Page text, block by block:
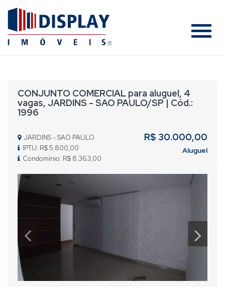
#
CONJUNTO COMERCIAL para aluguel, 4
vagas, JARDINS - SAO PAULO/SP | Cód.:
1996
JARDINS - SAO PAULO
IPTU: R$ 5.800,00
Condomínio: R$ 8.363,00
R$ 30.000,00
Aluguel
Previous